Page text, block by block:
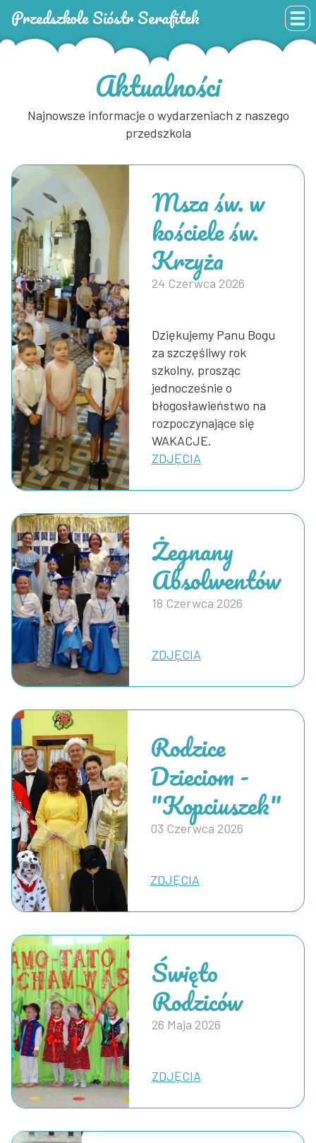
Przedszkole Sióstr Serafitek
Aktualności
Najnowsze informacje o wydarzeniach z naszego
przedszkola
Msza św. w
kościele św.
Krzyża
24 Czerwca 2026
Dziękujemy Panu Bogu
za szczęśliwy rok
szkolny, prosząc
jednocześnie o
błogosławieństwo na
rozpoczynające się
WAKACJE.
ZDJĘCIA
Żegnany
Absolwentów
18 Czerwca 2026
ZDJĘCIA
Rodzice
Dzieciom -
"Kopciuszek"
03 Czerwca 2026
ZDJĘCIA
Święto
Rodziców
26 Maja 2026
ZDJĘCIA